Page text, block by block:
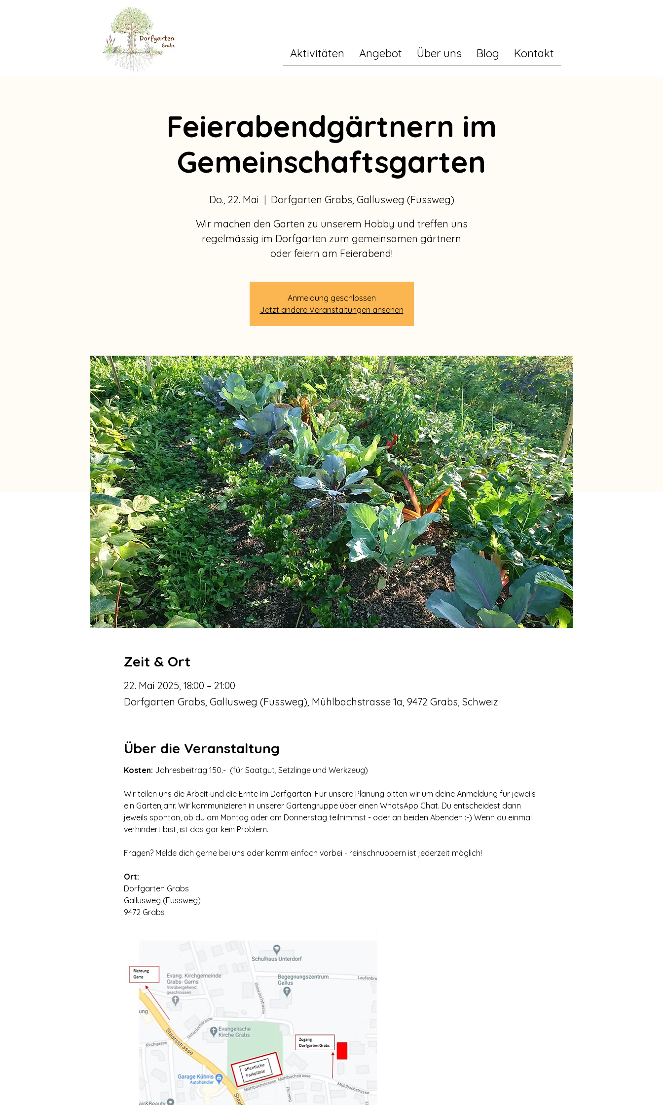
Aktivitäten Angebot Über uns Blog Kontakt
Feierabendgärtnern im
Gemeinschaftsgarten
Do., 22. Mai
  |
Dorfgarten Grabs, Gallusweg (Fussweg)
Wir machen den Garten zu unserem Hobby und treffen uns
regelmässig im Dorfgarten zum gemeinsamen gärtnern
oder feiern am Feierabend!
Anmeldung geschlossen
Jetzt andere Veranstaltungen ansehen
Zeit & Ort
22. Mai 2025, 18:00 – 21:00
Dorfgarten Grabs, Gallusweg (Fussweg), Mühlbachstrasse 1a, 9472 Grabs, Schweiz
Über die Veranstaltung
Kosten: Jahresbeitrag 150.-  (für Saatgut, Setzlinge und Werkzeug)
Wir teilen uns die Arbeit und die Ernte im Dorfgarten. Für unsere Planung bitten wir um deine Anmeldung für jeweils
ein Gartenjahr. Wir kommunizieren in unserer Gartengruppe über einen WhatsApp Chat. Du entscheidest dann
jeweils spontan, ob du am Montag oder am Donnerstag teilnimmst - oder an beiden Abenden :-) Wenn du einmal
verhindert bist, ist das gar kein Problem.
Fragen? Melde dich gerne bei uns oder komm einfach vorbei - reinschnuppern ist jederzeit möglich!
Ort:
Dorfgarten Grabs
Gallusweg (Fussweg)
9472 Grabs